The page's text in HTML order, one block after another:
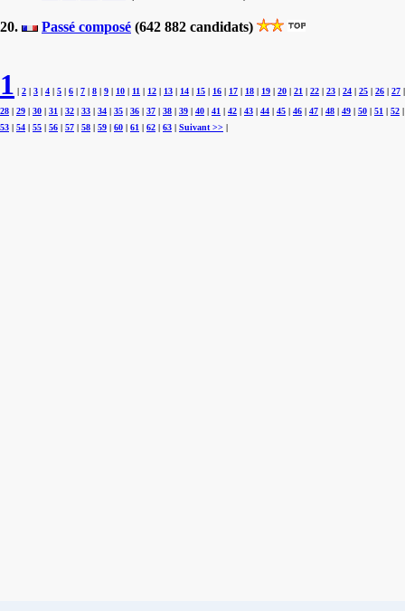
20. Passé composé (642 882 candidats)
1 | 2 | 3 | 4 | 5 | 6 | 7 | 8 | 9 | 10 | 11 | 12 | 13 | 14 | 15 | 16 | 17 | 18 | 19 | 20 | 21 | 22 | 23 | 24 | 25 | 26 | 27 |
28 | 29 | 30 | 31 | 32 | 33 | 34 | 35 | 36 | 37 | 38 | 39 | 40 | 41 | 42 | 43 | 44 | 45 | 46 | 47 | 48 | 49 | 50 | 51 | 52 |
53 | 54 | 55 | 56 | 57 | 58 | 59 | 60 | 61 | 62 | 63 | Suivant >> |